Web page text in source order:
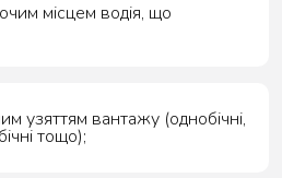
місцем водія, що
узяттям вантажу (однобічні,
тощо);